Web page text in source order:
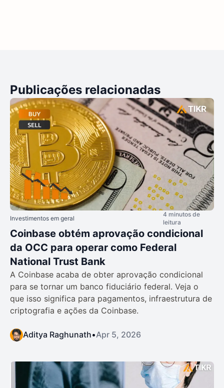
Publicações relacionadas
Investimentos em geral
4 minutos de
leitura
Coinbase obtém aprovação condicional
da OCC para operar como Federal
National Trust Bank
A Coinbase acaba de obter aprovação condicional
para se tornar um banco fiduciário federal. Veja o
que isso significa para pagamentos, infraestrutura de
criptografia e ações da Coinbase.
Aditya Raghunath•Apr 5, 2026